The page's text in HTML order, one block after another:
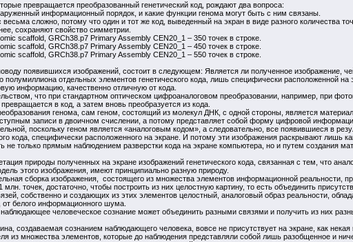
превращается преобразованный генетический код, рождают два вопроса:
информационный порядок, и какие функции генома могут быть с ним связаны.
весьма сложно, потому что один и тот же код, выведенный на экран в виде разного количества
сохраняют свойство симметрии.
scaffold, GRCh38.p7 Primary Assembly CEN20_1 – 350 точек в строке.
scaffold, GRCh38.p7 Primary Assembly CEN20_1 – 450 точек в строке.
scaffold, GRCh38.p7 Primary Assembly CEN20_1 – 550 точек в строке.
появившихся изображений, состоит в следующем: Является ли полученное изображение,
отдельных элементов генетического кода, лишь специфически расположенной на
информацию, качественно отличную от кода.
что при стандартном оптическом цифроаналоговом преобразовании, например, при
в код, а затем вновь преобразуется из кода.
генома, сам геном, состоящий из молекул ДНК, с одной стороны, является
записи в двоичном счислении, а потому представляет собой форму цифровой
поскольку геном является «аналоговым кодом», а следовательно, все появившиеся в
кода, специфически расположенного на экране. И потому эти изображения раскрывают лишь
не только прямым наблюдением разверстки кода на экране компьютера, но и путем создания
природы полученных на экране изображений генетического кода, связанная с тем, что
этого изображения, имеют принципиально разную природу.
сборка изображения, состоящего из множества элементов информационной реальности,
млн. точек, достаточно, чтобы построить из них целостную картину, то есть объединить
собственно и создающих из этих элементов целостный, аналоговый образ реальности,
белого информационного шума.
человеческое сознание может объединить разными связями и получить из них
создаваемая сознанием наблюдающего человека, вовсе не присутствует на экране, как
из множества элементов, которые до наблюдения представляли собой лишь разобщенное и